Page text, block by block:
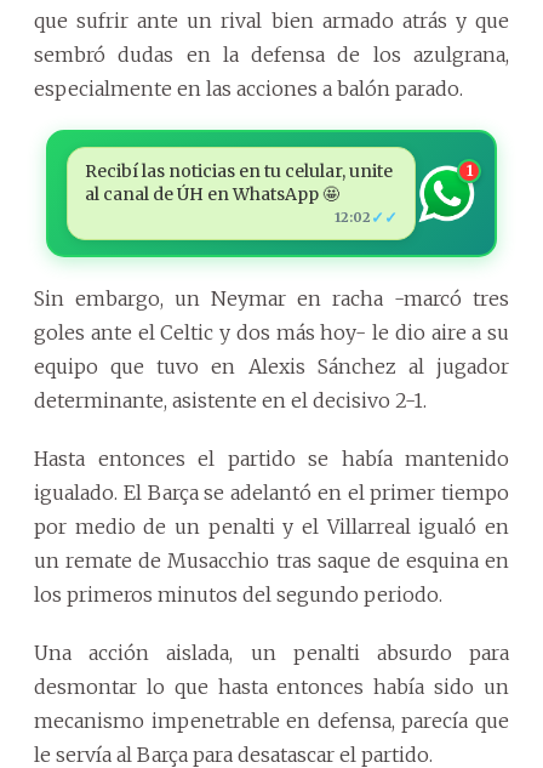
que sufrir ante un rival bien armado atrás y que
sembró dudas en la defensa de los azulgrana,
especialmente en las acciones a balón parado.
Recibí las noticias en tu celular, unite
al canal de ÚH en WhatsApp 🤩
12:02 ✓✓
1
Sin embargo, un Neymar en racha -marcó tres
goles ante el Celtic y dos más hoy- le dio aire a su
equipo que tuvo en Alexis Sánchez al jugador
determinante, asistente en el decisivo 2-1.
Hasta entonces el partido se había mantenido
igualado. El Barça se adelantó en el primer tiempo
por medio de un penalti y el Villarreal igualó en
un remate de Musacchio tras saque de esquina en
los primeros minutos del segundo periodo.
Una acción aislada, un penalti absurdo para
desmontar lo que hasta entonces había sido un
mecanismo impenetrable en defensa, parecía que
le servía al Barça para desatascar el partido.